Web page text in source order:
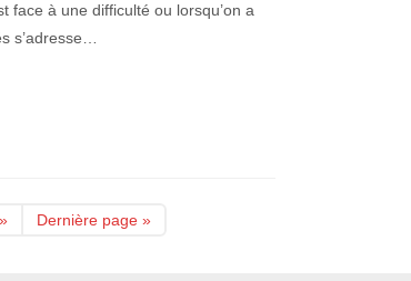
face à une difficulté ou lorsqu’on a
s’adresse…
» Dernière page »